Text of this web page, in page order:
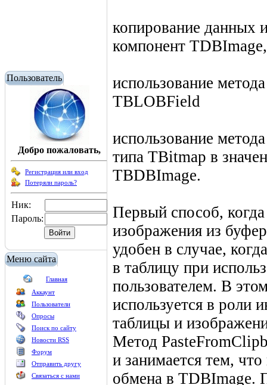
Пользователь
Добро пожаловать,
Регистрация или вход
Потеряли пароль?
Ник:
Пароль:
Меню сайта
Главная
Аккаунт
Пользователи
Опросы
Поиск по сайту
Новости RSS
Форум
Отправить другу
Связаться с нами
копирование данных
компонент
использование
TBLOBField
использование
типа TBitmap в
TBDBImage.
Первый способ,
изображения из
удобен в случае,
в таблицу при
пользователем. В
используется в роли
таблицы и
Метод
и занимается тем,
обмена в TDBImage.